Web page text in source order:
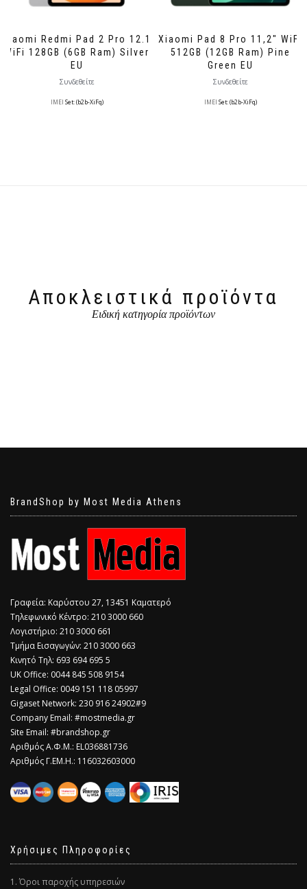
Xiaomi Redmi Pad 2 Pro 12.1
WiFi 128GB (6GB Ram) Silver
EU
Συνδεθείτε
IMEI Set: (b2b-XiFq)
Xiaomi Pad 8 Pro 11,2″ WiFi
512GB (12GB Ram) Pine
Green EU
Συνδεθείτε
IMEI Set: (b2b-XiFq)
Αποκλειστικά προϊόντα
Ειδική κατηγορία προϊόντων
BrandShop by Most Media Athens
Γραφεία: Καρύστου 27, 13451 Καματερό
Τηλεφωνικό Κέντρο: 210 3000 660
Λογιστήριο: 210 3000 661
Τμήμα Εισαγωγών: 210 3000 663
Κινητό Τηλ: 693 694 695 5
​UK Office: 0044 845 508 9154
Legal Office: 0049 151 118 05997
Gigaset Network: 230 916 24902#9
Company Email: #mostmedia.gr
Site Email: #brandshop.gr
Αριθμός Α.Φ.Μ.: EL036881736
Αριθμός Γ.ΕΜ.Η.: 116032603000
Χρήσιμες Πληροφορίες
1. Όροι παροχής υπηρεσιών